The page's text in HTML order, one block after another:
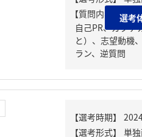
【質問内容・課題
自己PR、ガクチ
と）、志望動機
ラン、逆質問
選考